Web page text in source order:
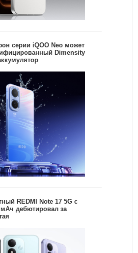
серии iQOO Neo может
Dimensity
REDMI Note 17 5G с
мАч дебютировал за